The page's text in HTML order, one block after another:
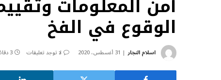
أمن المعلومات
الوقوع في الفخ
اسلام النجار 31 أغسطس، 2020 لا توجد تعليقات 3 دقائق